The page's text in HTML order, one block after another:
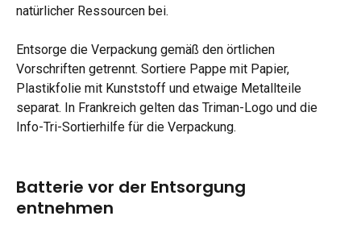
natürlicher Ressourcen bei.
Entsorge die Verpackung gemäß den örtlichen
Vorschriften getrennt. Sortiere Pappe mit Papier,
Plastikfolie mit Kunststoff und etwaige Metallteile
separat. In Frankreich gelten das Triman-Logo und die
Info-Tri-Sortierhilfe für die Verpackung.
Batterie vor der Entsorgung
entnehmen